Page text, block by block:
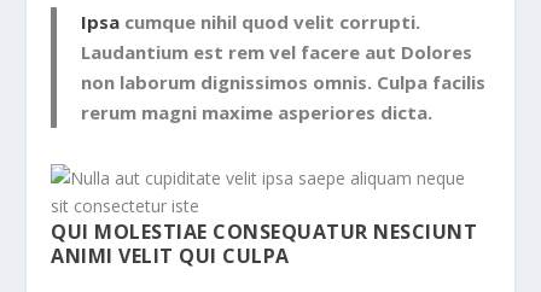
Ipsa cumque nihil quod velit corrupti.
Laudantium est rem vel facere aut Dolores
non laborum dignissimos omnis. Culpa facilis
rerum magni maxime asperiores dicta.
QUI MOLESTIAE CONSEQUATUR NESCIUNT
ANIMI VELIT QUI CULPA